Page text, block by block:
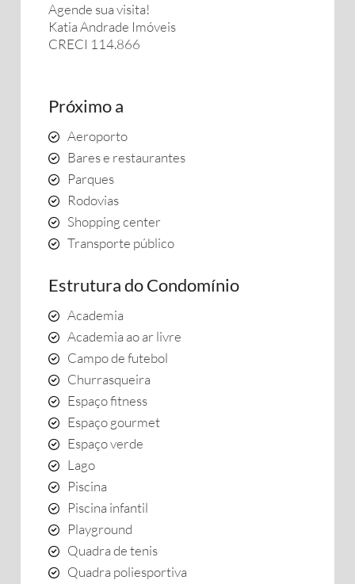
Agende sua visita!
Katia Andrade Imóveis
CRECI 114.866
Próximo a
Aeroporto
Bares e restaurantes
Parques
Rodovias
Shopping center
Transporte público
Estrutura do Condomínio
Academia
Academia ao ar livre
Campo de futebol
Churrasqueira
Espaço fitness
Espaço gourmet
Espaço verde
Lago
Piscina
Piscina infantil
Playground
Quadra de tenis
Quadra poliesportiva